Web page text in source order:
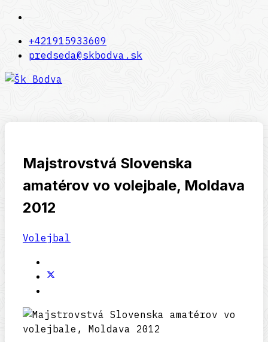
+421915933609
predseda@skbodva.sk
Majstrovstvá Slovenska
amatérov vo volejbale, Moldava
2012
Volejbal